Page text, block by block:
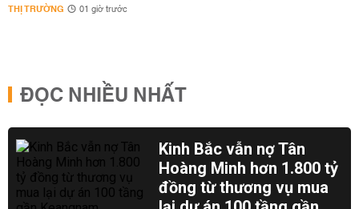
THỊ TRƯỜNG 01 giờ trước
ĐỌC NHIỀU NHẤT
Kinh Bắc vẫn nợ Tân
Hoàng Minh hơn 1.800 tỷ
đồng từ thương vụ mua